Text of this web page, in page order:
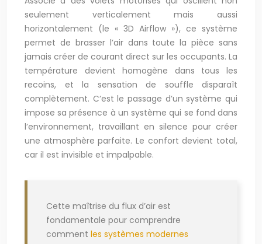
seulement verticalement mais aussi
horizontalement (le « 3D Airflow »), ce système
permet de brasser l’air dans toute la pièce sans
jamais créer de courant direct sur les occupants. La
température devient homogène dans tous les
recoins, et la sensation de souffle disparaît
complètement. C’est le passage d’un système qui
impose sa présence à un système qui se fond dans
l’environnement, travaillant en silence pour créer
une atmosphère parfaite. Le confort devient total,
car il est invisible et impalpable.
Cette maîtrise du flux d’air est
fondamentale pour comprendre
comment les systèmes modernes